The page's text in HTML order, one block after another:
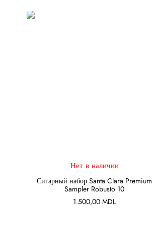
ПОДРОБНЕЕ
Нет в наличии
Сигарный набор Santa Clara Premium
Sampler Robusto 10
1.500,00MDL